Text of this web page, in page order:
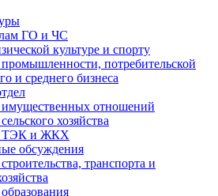
ГО и ЧС
культуре и спорту
потребительской
и среднего бизнеса
имущественных отношений
хозяйства
ТЭК и ЖКХ
обсуждения
транспорта и